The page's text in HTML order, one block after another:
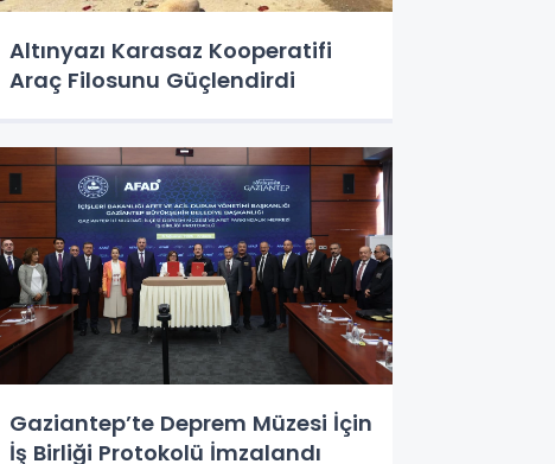
Altınyazı Karasaz Kooperatifi
Araç Filosunu Güçlendirdi
Gaziantep’te Deprem Müzesi İçin
İş Birliği Protokolü İmzalandı